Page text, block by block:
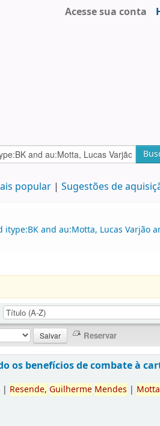
Acesse sua conta
popular Sugestões de
and au:Motta, Lucas Varjão
os benefícios de combate à
| Resende, Guilherme Mendes |